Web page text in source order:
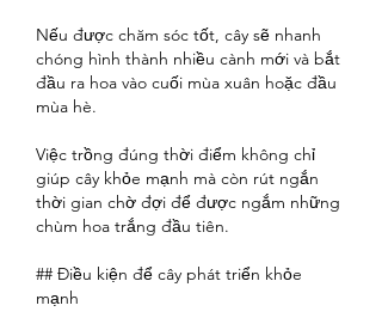
Nếu được chăm sóc tốt, cây sẽ nhanh
chóng hình thành nhiều cành mới và bắt
đầu ra hoa vào cuối mùa xuân hoặc đầu
mùa hè.
Việc trồng đúng thời điểm không chỉ
giúp cây khỏe mạnh mà còn rút ngắn
thời gian chờ đợi để được ngắm những
chùm hoa trắng đầu tiên.
## Điều kiện để cây phát triển khỏe
mạnh